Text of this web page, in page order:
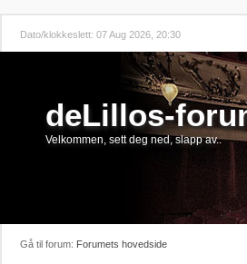
Dato/klokkeslett: 07 Aug 2026, 20:30
deLillos-
Velkommen, sett deg ned, slapp av..
Gå til forum: Forumets hovedside